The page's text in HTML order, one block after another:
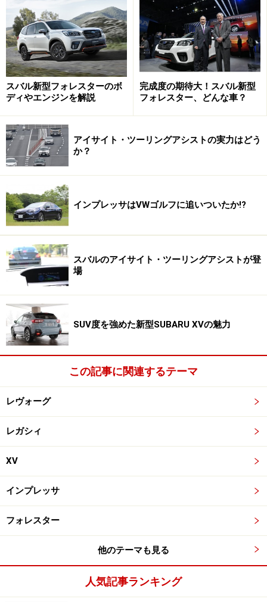
スバル新型フォレスターのボ
ディやエンジンを解説
完成度の期待大！スバル新型
フォレスター、どんな車？
アイサイト・ツーリングアシストの実力はどう
か？
インプレッサはVWゴルフに追いついたか!?
スバルのアイサイト・ツーリングアシストが登
場
SUV度を強めた新型SUBARU XVの魅力
この記事に関連するテーマ
レヴォーグ
レガシィ
XV
インプレッサ
フォレスター
他のテーマも見る
人気記事ランキング